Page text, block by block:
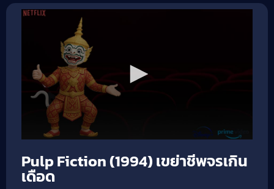
Pulp Fiction (1994) เขย่าชีพจรเกิน
เดือด